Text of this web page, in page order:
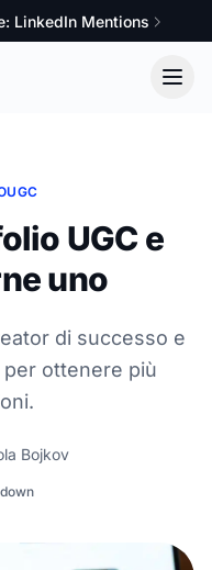
LinkedIn Mentions
UGC
UGC e
uno
di successo e
per ottenere più
Bojkov